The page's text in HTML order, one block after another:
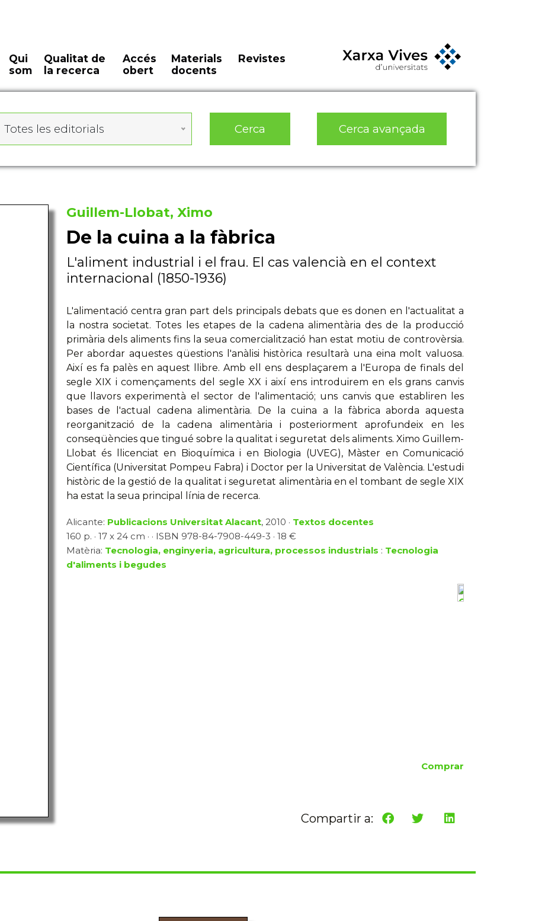
Qui
som
Qualitat de
la recerca
Accés
obert
Materials
docents
Revistes
Totes les editorials Cerca Cerca avançada
Guillem-Llobat, Ximo
De la cuina a la fàbrica
L'aliment industrial i el frau. El cas valencià en el context
internacional (1850-1936)
L'alimentació centra gran part dels principals debats que es donen en l'actualitat a
la nostra societat. Totes les etapes de la cadena alimentària des de la producció
primària dels aliments fins la seua comercialització han estat motiu de controvèrsia.
Per abordar aquestes qüestions l'anàlisi històrica resultarà una eina molt valuosa.
Així es fa palès en aquest llibre. Amb ell ens desplaçarem a l'Europa de finals del
segle XIX i començaments del segle XX i així ens introduirem en els grans canvis
que llavors experimentà el sector de l'alimentació; uns canvis que establiren les
bases de l'actual cadena alimentària. De la cuina a la fàbrica aborda aquesta
reorganització de la cadena alimentària i posteriorment aprofundeix en les
conseqüències que tingué sobre la qualitat i seguretat dels aliments. Ximo Guillem-
Llobat és llicenciat en Bioquímica i en Biologia (UVEG), Màster en Comunicació
Científica (Universitat Pompeu Fabra) i Doctor per la Universitat de València. L'estudi
històric de la gestió de la qualitat i seguretat alimentària en el tombant de segle XIX
ha estat la seua principal línia de recerca.
Alicante: Publicacions Universitat Alacant, 2010 · Textos docentes
160 p. · 17 x 24 cm · · ISBN 978-84-7908-449-3 · 18 €
Matèria: Tecnologia, enginyeria, agricultura, processos industrials : Tecnologia
d'aliments i begudes
Comprar
Compartir a: